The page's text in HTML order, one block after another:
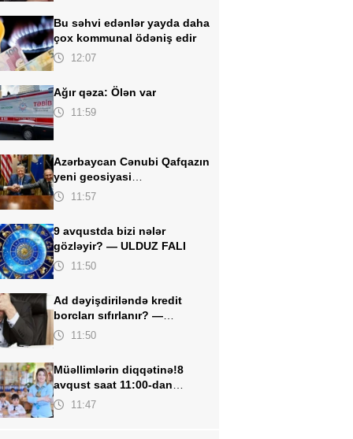
Bu səhvi edənlər yayda daha
çox kommunal ödəniş edir
12:07
Ağır qəza: Ölən var
11:59
Azərbaycan Cənubi Qafqazın
yeni geosiyasi
arxitekturasını formalaşdırır –
11:57
9 avqustda bizi nələr
gözləyir? — ULDUZ FALI
11:50
Ad dəyişdiriləndə kredit
borcları sıfırlanır? —
Açıqlama
11:50
Müəllimlərin diqqətinə!8
avqust saat 11:00-dan
etibarən BAŞLADI
11:47